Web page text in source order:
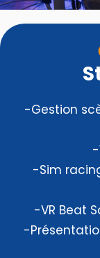
-Gestion
-Sim
-VR Beat
-